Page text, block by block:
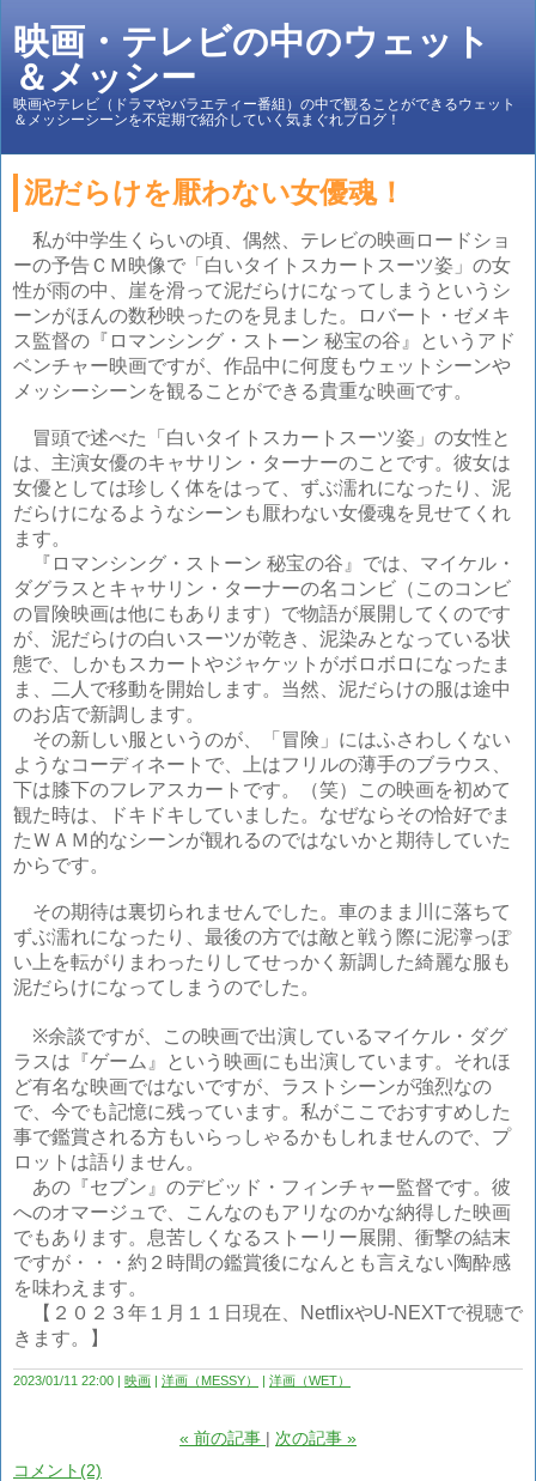
映画・テレビの中のウェット
＆メッシー
映画やテレビ（ドラマやバラエティー番組）の中で観ることができるウェット
＆メッシーシーンを不定期で紹介していく気まぐれブログ！
泥だらけを厭わない女優魂！
私が中学生くらいの頃、偶然、テレビの映画ロードショ
ーの予告ＣＭ映像で「白いタイトスカートスーツ姿」の女
性が雨の中、崖を滑って泥だらけになってしまうというシ
ーンがほんの数秒映ったのを見ました。ロバート・ゼメキ
ス監督の『ロマンシング・ストーン 秘宝の谷』というアド
ベンチャー映画ですが、作品中に何度もウェットシーンや
メッシーシーンを観ることができる貴重な映画です。
冒頭で述べた「白いタイトスカートスーツ姿」の女性と
は、主演女優のキャサリン・ターナーのことです。彼女は
女優としては珍しく体をはって、ずぶ濡れになったり、泥
だらけになるようなシーンも厭わない女優魂を見せてくれ
ます。
『ロマンシング・ストーン 秘宝の谷』では、 マイケル・
ダグラスとキャサリン・ターナーの名コンビ（このコンビ
の冒険映画は他にもあります）で物語が展開してくのです
が、泥だらけの白いスーツが乾き、泥染みとなっている状
態で、しかもスカートやジャケットがボロボロになったま
ま、二人で移動を開始します。当然、泥だらけの服は途中
のお店で新調します。
その新しい服というのが、「冒険」にはふさわしくない
ようなコーディネートで、上はフリルの薄手のブラウス、
下は膝下のフレアスカートです。（笑）この映画を初めて
観た時は、ドキドキしていました。なぜならその恰好でま
たＷＡＭ的なシーンが観れるのではないかと期待していた
からです。
その期待は裏切られませんでした。車のまま川に落ちて
ずぶ濡れになったり、最後の方では敵と戦う際に泥濘っぽ
い上を転がりまわったりしてせっかく新調した綺麗な服も
泥だらけになってしまうのでした。
※余談ですが、この映画で出演しているマイケル・ダグ
ラスは『ゲーム』という映画にも出演しています。それほ
ど有名な映画ではないですが、ラストシーンが強烈なの
で、今でも記憶に残っています。私がここでおすすめした
事で鑑賞される方もいらっしゃるかもしれませんので、プ
ロットは語りません。
あの『セブン』のデビッド・フィンチャー監督です。彼
へのオマージュで、こんなのもアリなのかな納得した映画
でもあります。息苦しくなるストーリー展開、衝撃の結末
ですが・・・約２時間の鑑賞後になんとも言えない陶酔感
を味わえます。
【２０２３年１月１１日現在、NetflixやU-NEXTで視聴で
きます。
】
2023/01/11 22:00 映画 洋画（MESSY） 洋画（WET）
« 前の記事 次の記事 »
コメント(2)